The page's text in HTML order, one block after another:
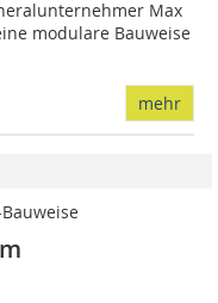
Max
modulare Bauweise
mehr